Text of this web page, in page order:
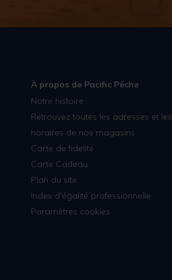
À propos de Pacific Pêche
Notre histoire
Retrouvez toutes les adresses et les
horaires de nos magasins
Carte de fidelité
Carte Cadeau
Plan du site
Index d'égalité professionnelle
Paramètres cookies